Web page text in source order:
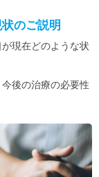
のご説明
現在どのような状
後の治療の必要性